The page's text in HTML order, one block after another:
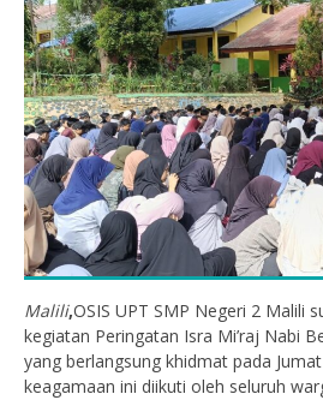
Malili,OSIS UPT SMP Negeri 2 Malili
kegiatan Peringatan Isra Mi’raj Nabi
yang berlangsung khidmat pada
keagamaan ini diikuti oleh seluruh